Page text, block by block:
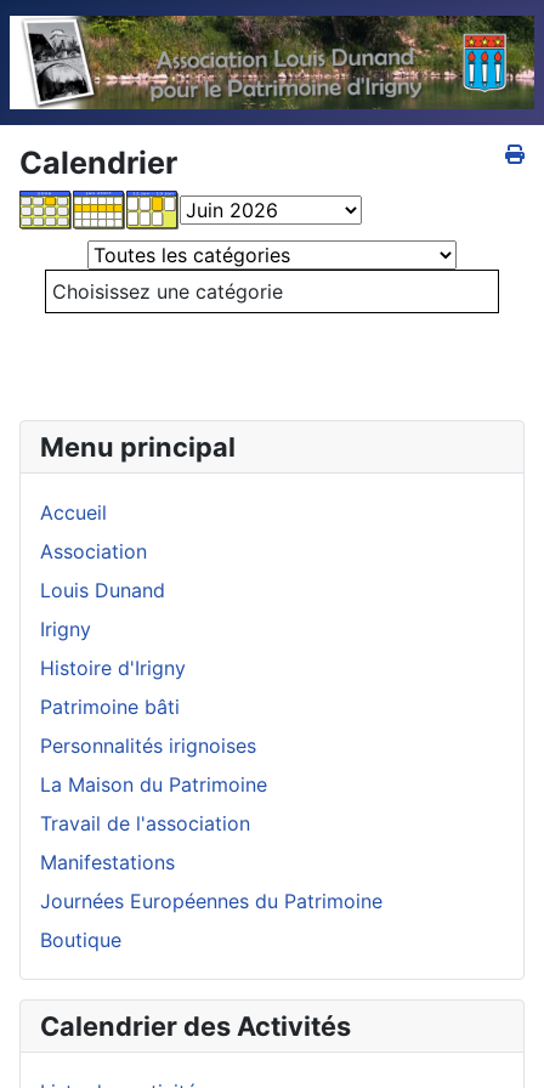
Menu principal
Accueil
Association
Louis Dunand
Irigny
Histoire d'Irigny
Patrimoine bâti
Personnalités irignoises
La Maison du Patrimoine
Travail de l'association
Manifestations
Journées Européennes du Patrimoine
Boutique
Calendrier des Activités
Calendrier
Select a Category to filter list
Choisissez une catégorie